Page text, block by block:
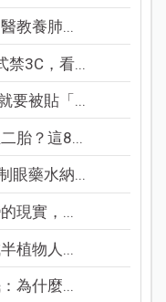
教養肺...
禁3C，看...
要被貼「...
胎？這8...
眼藥水納...
現實，...
植物人...
為什麼...